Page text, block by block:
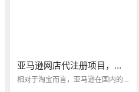
亚马逊网店代注册项目，一
个让你日入上千的小项目
相对于淘宝而言，亚马逊在国内的